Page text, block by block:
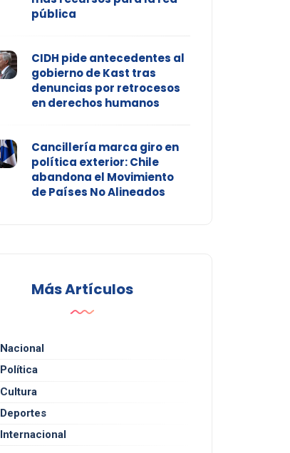
pública
CIDH pide antecedentes al
gobierno de Kast tras
denuncias por retrocesos
en derechos humanos
Cancillería marca giro en
política exterior: Chile
abandona el Movimiento
de Países No Alineados
Más Artículos
Nacional
Política
Cultura
Deportes
Internacional